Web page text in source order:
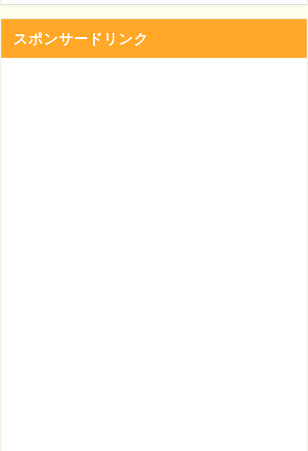
スポンサードリンク